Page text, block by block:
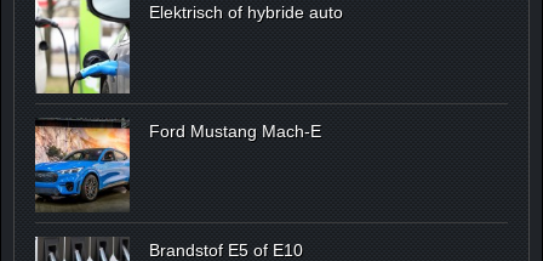
Elektrisch of hybride auto
Ford Mustang Mach-E
Brandstof E5 of E10